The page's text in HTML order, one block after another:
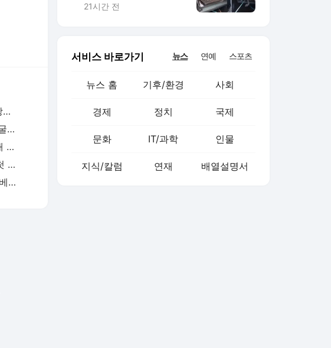
정해영·이승현 등 프로야구 선수 11명, 상무 야구단 합격
폭염에 산불까지…청도 산불 바위 깨던 굴착기 불꽃 산불로
폭염 속에 19시간 정전…아파트 540세대 불편
부산 감금 인니 선원, 인신매매 피해자 첫 인정
강북구 미아동 백화점 1시간 정전…엘리베이터 갇힘 신고도
21시간 전
서비스 바로가기 뉴스 연예 스포츠
뉴스 홈 기후/환경 사회
경제 정치 국제
문화 IT/과학 인물
지식/칼럼 연재 배열설명서